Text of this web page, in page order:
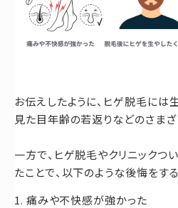
お伝えしたように、ヒゲ脱毛には
見た目年齢の若返りなどのさまざ
一方で、ヒゲ脱毛やクリニックつ
たことで、以下のような後悔をす
痛みや不快感が強かった